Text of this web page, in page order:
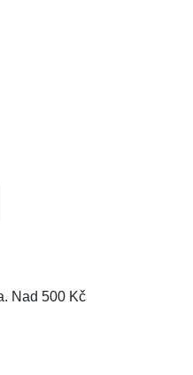
Nad 500 Kč